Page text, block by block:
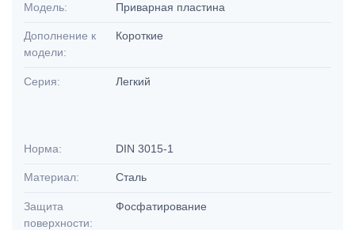
Модель: Приварная пластина
Дополнение к
модели:
Короткие
Серия: Легкий
Норма: DIN 3015-1
Материал: Сталь
Защита
поверхности:
Фосфатирование